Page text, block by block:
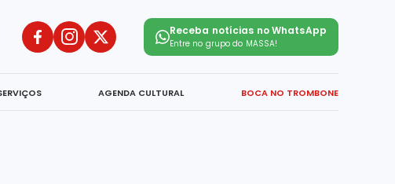
Receba notícias no WhatsApp
Entre no grupo do MASSA!
AGENDA CULTURAL BOCA NO TROMBONE